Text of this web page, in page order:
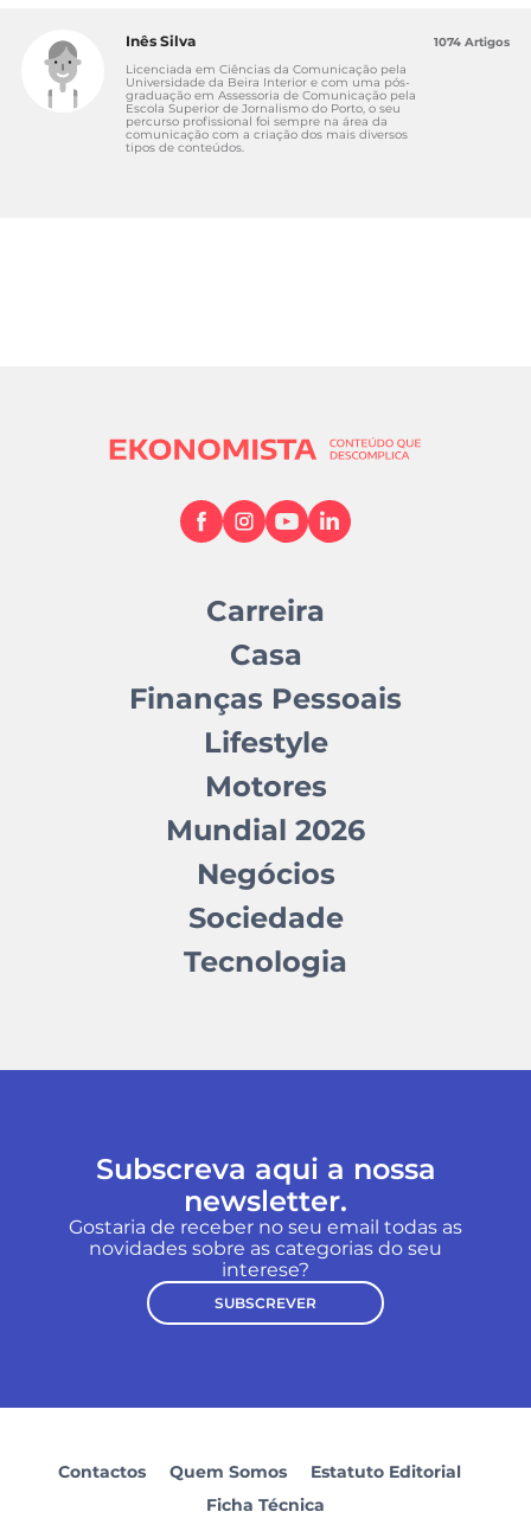
Inês Silva
Licenciada em Ciências da Comunicação pela
Universidade da Beira Interior e com uma pós-
graduação em Assessoria de Comunicação pela
Escola Superior de Jornalismo do Porto, o seu
percurso profissional foi sempre na área da
comunicação com a criação dos mais diversos
tipos de conteúdos.
1074 Artigos
Carreira
Casa
Finanças Pessoais
Lifestyle
Motores
Mundial 2026
Negócios
Sociedade
Tecnologia
Subscreva aqui a nossa
newsletter.
Gostaria de receber no seu email todas as
novidades sobre as categorias do seu
interese?
SUBSCREVER
Contactos Quem Somos
Estatuto Editorial
Ficha Técnica